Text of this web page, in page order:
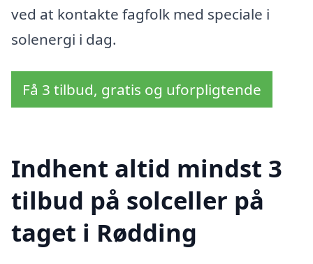
ved at kontakte fagfolk med speciale i
solenergi i dag.
Få 3 tilbud, gratis og uforpligtende
Indhent altid mindst 3
tilbud på solceller på
taget i Rødding